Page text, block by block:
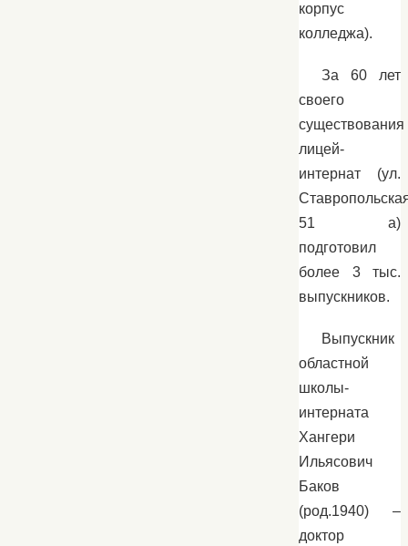
корпус
колледжа).
За 60 лет
своего
существования
лицей-
интернат (ул.
51 а)
подготовил
более 3 тыс.
выпускников.
Выпускник
областной
школы-
интерната
Хангери
Ильясович
Баков
(род.1940) –
доктор